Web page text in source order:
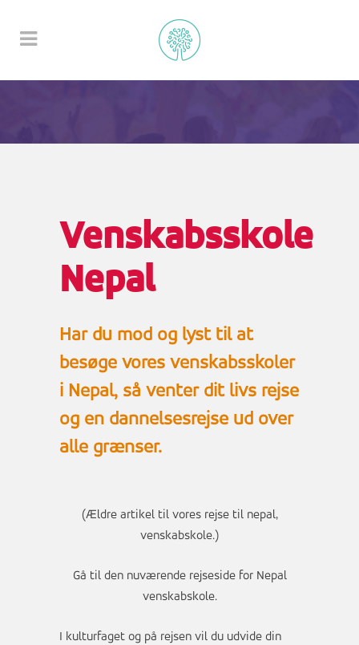
Venskabsskole
Nepal
Har du mod og lyst til at
besøge vores venskabsskoler
i Nepal, så venter dit livs rejse
og en dannelsesrejse ud over
alle grænser.
(Ældre artikel til vores rejse til nepal,
venskabskole.)
Gå til den nuværende rejseside for Nepal
venskabskole.
I kulturfaget og på rejsen vil du udvide din